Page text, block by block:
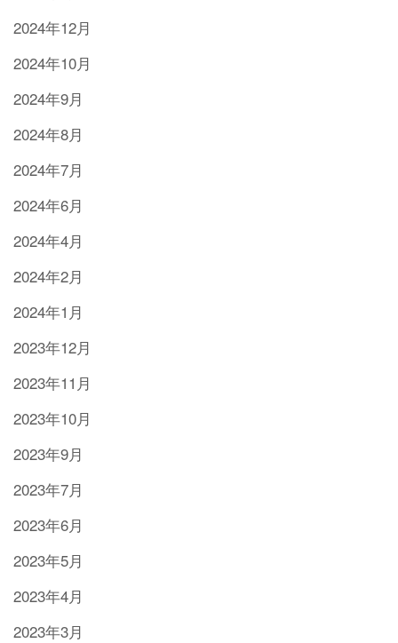
2024年12月
2024年10月
2024年9月
2024年8月
2024年7月
2024年6月
2024年4月
2024年2月
2024年1月
2023年12月
2023年11月
2023年10月
2023年9月
2023年7月
2023年6月
2023年5月
2023年4月
2023年3月